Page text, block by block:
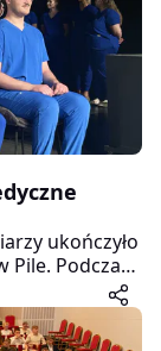
ukończyło
Pile. Podczas
pomoc